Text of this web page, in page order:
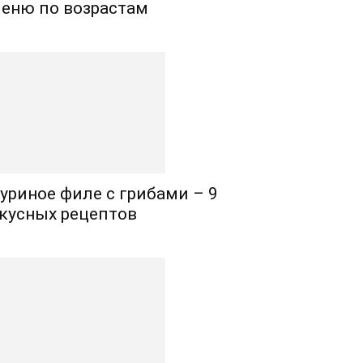
по возрастам
филе с грибами – 9
рецептов